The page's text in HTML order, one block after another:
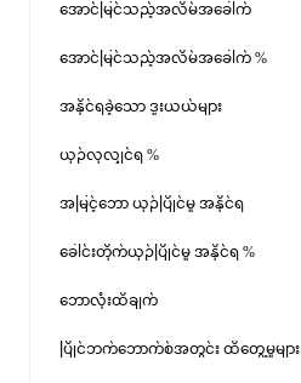
အောင်မြင်သည့်အလိမ်အခေါက်
အောင်မြင်သည့်အလိမ်အခေါက် %
အနိုင်ရခဲ့သော ဒူးယယ်များ
ယှဉ်လုလျှင်ရ %
အမြင့်ဘော ယှဉ်ပြိုင်မှု အနိုင်ရ
ခေါင်းတိုက်ယှဉ်ပြိုင်မှု အနိုင်ရ %
ဘောလုံးထိချက်
ပြိုင်ဘက်ဘောက်စ်အတွင်း ထိတွေ့မှုများ